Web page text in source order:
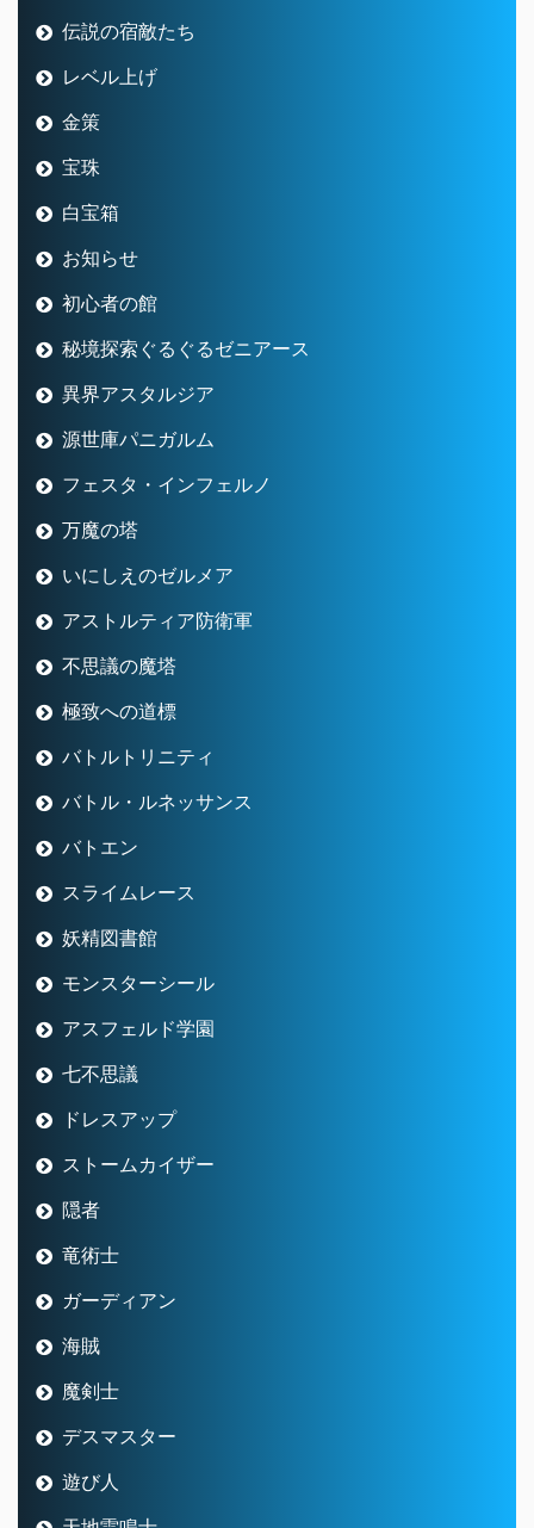
伝説の宿敵たち
レベル上げ
金策
宝珠
白宝箱
お知らせ
初心者の館
秘境探索ぐるぐるゼニアース
異界アスタルジア
源世庫パニガルム
フェスタ・インフェルノ
万魔の塔
いにしえのゼルメア
アストルティア防衛軍
不思議の魔塔
極致への道標
バトルトリニティ
バトル・ルネッサンス
バトエン
スライムレース
妖精図書館
モンスターシール
アスフェルド学園
七不思議
ドレスアップ
ストームカイザー
隠者
竜術士
ガーディアン
海賊
魔剣士
デスマスター
遊び人